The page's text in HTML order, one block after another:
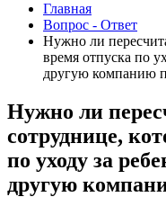
Главная
Вопрос - Ответ
Нужно ли
время отпуска по
другую компанию
Нужно ли
сотруднице,
по уходу за
другую